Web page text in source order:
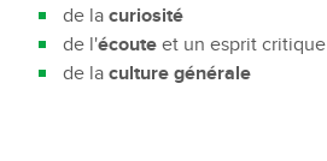
de lacuriosité
de l'écouteet un esprit critique
de laculture générale